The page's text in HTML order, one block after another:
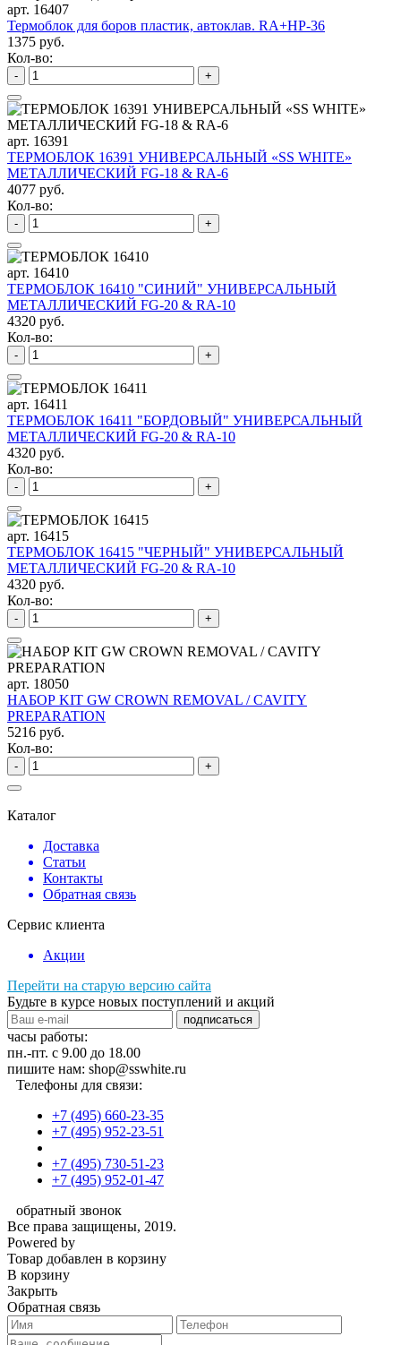
арт. 16407
Термоблок для боров пластик, автоклав. RA+HP-36
1375 руб.
Кол-во:
- +
арт. 16391
ТЕРМОБЛОК 16391 УНИВЕРСАЛЬНЫЙ «SS WHITE»
МЕТАЛЛИЧЕСКИЙ FG-18 & RA-6
4077 руб.
Кол-во:
- +
арт. 16410
ТЕРМОБЛОК 16410 "СИНИЙ" УНИВЕРСАЛЬНЫЙ
МЕТАЛЛИЧЕСКИЙ FG-20 & RA-10
4320 руб.
Кол-во:
- +
арт. 16411
ТЕРМОБЛОК 16411 "БОРДОВЫЙ" УНИВЕРСАЛЬНЫЙ
МЕТАЛЛИЧЕСКИЙ FG-20 & RA-10
4320 руб.
Кол-во:
- +
арт. 16415
ТЕРМОБЛОК 16415 "ЧЕРНЫЙ" УНИВЕРСАЛЬНЫЙ
МЕТАЛЛИЧЕСКИЙ FG-20 & RA-10
4320 руб.
Кол-во:
- +
арт. 18050
НАБОР KIT GW CROWN REMOVAL / CAVITY
PREPARATION
5216 руб.
Кол-во:
- +
Каталог
Доставка
Статьи
Контакты
Обратная связь
Сервис клиента
Акции
Перейти на старую версию сайта
Будьте в курсе новых поступлений и акций
подписаться
часы работы:
пн.-пт. с 9.00 до 18.00
пишите нам: shop@sswhite.ru
Телефоны для связи:
+7 (495) 660-23-35
+7 (495) 952-23-51
+7 (495) 730-51-23
+7 (495) 952-01-47
обратный звонок
Все права защищены, 2019.
Powered by
Товар добавлен в корзину
В корзину
Закрыть
Обратная связь